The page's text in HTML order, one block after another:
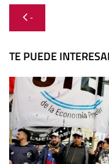
Navegación
de
entradas
-
TE PUEDE